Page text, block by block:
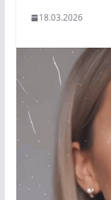
18.03.2026